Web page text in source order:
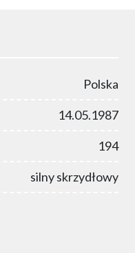
Polska
14.05.1987
194
silny skrzydłowy